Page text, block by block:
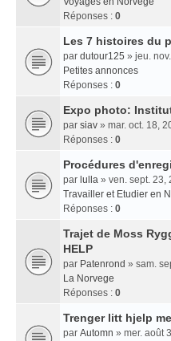
Réponses : 0
Les 7 histoires du
par dutour125 » jeu.
Petites annonces
Réponses : 0
Expo photo:
par siav » mar. oct. 18,
Réponses : 0
Procédures
par lulla » ven. sept. 23,
Travailler et Etudier en
Réponses : 0
Trajet de Moss
HELP
par Patenrond » sam.
La Norvege
Réponses : 0
Trenger litt hjelp
par Automn » mer. août